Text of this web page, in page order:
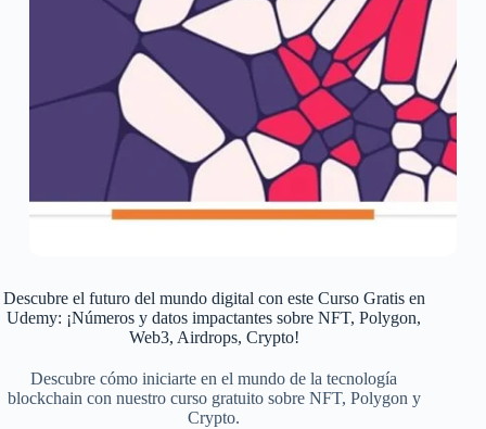
Descubre el futuro del mundo digital con este Curso Gratis en
Udemy: ¡Números y datos impactantes sobre NFT, Polygon,
Web3, Airdrops, Crypto!
Descubre cómo iniciarte en el mundo de la tecnología
blockchain con nuestro curso gratuito sobre NFT, Polygon y
Crypto.